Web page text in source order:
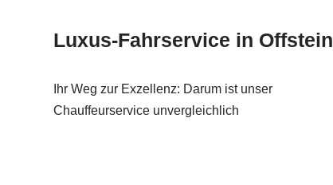
Luxus-Fahrservice in Offstein
Ihr Weg zur Exzellenz: Darum ist unser
Chauffeurservice unvergleichlich